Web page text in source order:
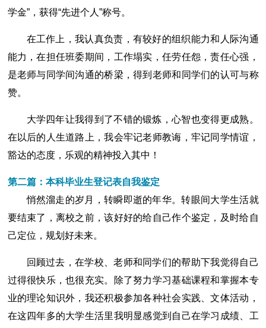
学金”，获得“先进个人”称号。
在工作上，我认真负责，有较好的组织能力和人际沟通
能力，在担任班委期间，工作塌实，任劳任怨，责任心强，
是老师与同学间沟通的桥梁，得到老师和同学们的认可与称
赞。
大学四年让我得到了不错的锻炼，心智也变得更成熟。
在以后的人生道路上，我会牢记老师教诲，牢记同学情谊，
豁达的态度，乐观的精神投入其中！
第二篇：本科毕业生登记表自我鉴定
悄然溜走的岁月，转瞬即逝的年华。转眼间大学生活就
要结束了，离校之前，该好好的给自己作个鉴定，及时给自
己定位，规划好未来。
回顾过去，在学校、老师和同学们的帮助下我觉得自己
过得很快乐，也很充实。除了努力学习基础课程和掌握本专
业的理论知识外，我还积极参加各种社会实践、文体活动，
在这四年多的大学生活里我明显感觉到自己在学习成绩、工